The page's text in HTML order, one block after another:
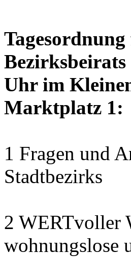
Uhr im
Marktplatz 1:
1 Fragen und
Stadtbezirks
2 WERTvoller
wohnungslose